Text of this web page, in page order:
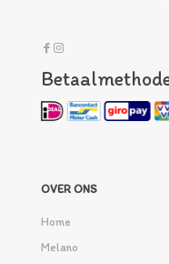
OVER ONS
Home
Melano